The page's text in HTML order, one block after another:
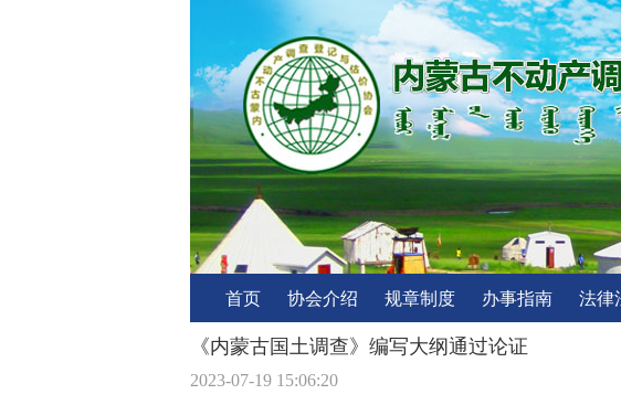
首页 协会介绍 规章制度 办事指南 法律
《内蒙古国土调查》编写大纲通过论证
2023-07-19 15:06:20